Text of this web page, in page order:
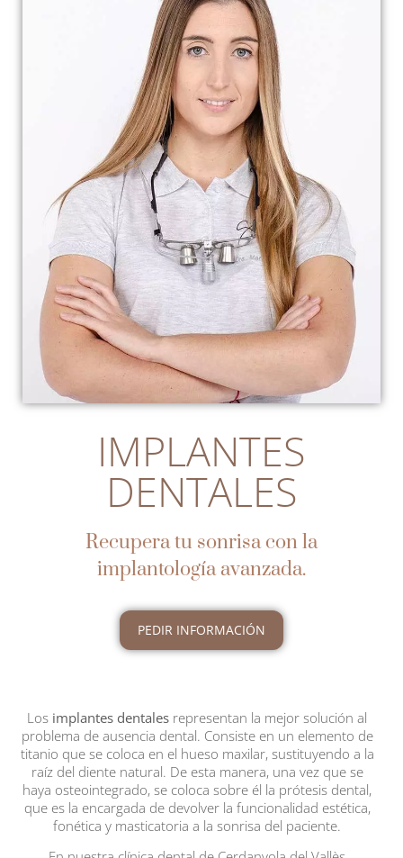
IMPLANTES
DENTALES
Recupera tu sonrisa con la
implantología avanzada.
PEDIR INFORMACIÓN
Los implantes dentales representan la mejor solución al
problema de ausencia dental. Consiste en un elemento de
titanio que se coloca en el hueso maxilar, sustituyendo a la
raíz del diente natural. De esta manera, una vez que se
haya osteointegrado, se coloca sobre él la prótesis dental,
que es la encargada de devolver la funcionalidad estética,
fonética y masticatoria a la sonrisa del paciente.